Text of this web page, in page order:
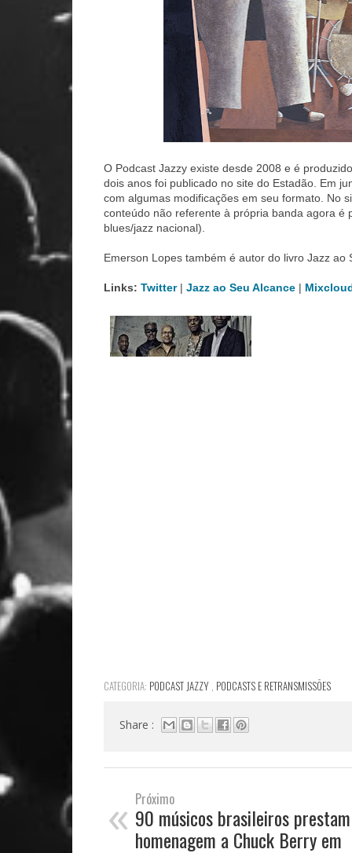
O Podcast Jazzy existe desde 2008 e é
dois anos foi publicado no site do Estadão. Em
com algumas modificações em seu formato. No
conteúdo não referente à própria banda agora é
blues/jazz nacional).
Emerson Lopes também é autor do livro Jazz ao
Links: Twitter | Jazz ao Seu Alcance |
CATEGORIA: PODCAST JAZZY , PODCASTS E RETRANSMISSÕES
Share :
« Próximo
90 músicos brasileiros prestam
homenagem a Chuck Berry em